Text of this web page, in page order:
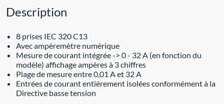
Description
8 prises IEC 320 C13
Avec ampèremètre numérique
Mesure de courant intégrée -> 0 - 32 A (en fonction du
modèle) affichage ampères à 3 chiffres
Plage de mesure entre 0,01 A et 32 A
Entrées de courant entièrement isolées conformément à la
Directive basse tension